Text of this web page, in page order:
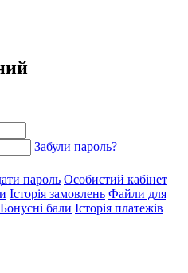
Забули пароль?
пароль Особистий кабінет
Історія замовлень Файли для
Бонусні бали Історія платежів